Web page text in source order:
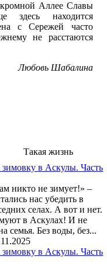
Аллее Славы
здесь находится
с Сережей часто
не расстаются
Любовь Шабалина
Такая жизнь
в Аскулы. Часть
никто не зимует!» –
нас убедить в
селах. А вот и нет.
в Аскулах! И не
семья. Без воды, без...
в Аскулы. Часть